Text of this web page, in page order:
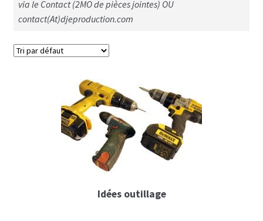
Faital Pro speakers
Eminence speakers
RCF – speakers
Audax haut parleurs
Les pavillons et guide d’onde
via le Contact (2MO de pièces jointes) OU
contact(At)djeproduction.com
Idées outillage